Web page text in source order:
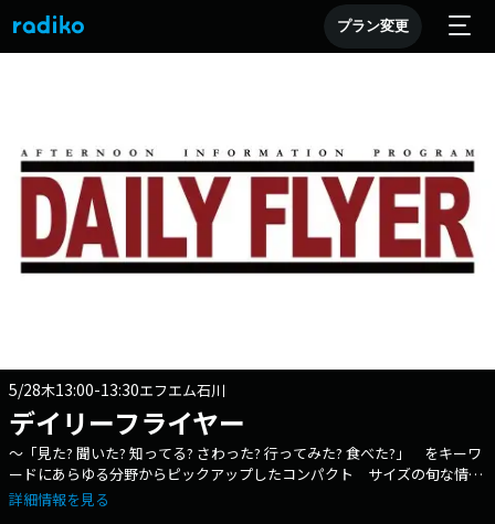
プラン変更
5/28木13:00-13:30エフエム石川
デイリーフライヤー
～「見た? 聞いた? 知ってる? さわった? 行ってみた? 食べた?」 をキーワ
ードにあらゆる分野からピックアップしたコンパクト サイズの旬な情報
満載！～ ◇特集：キツネ ◇ジャパネットたかたラジオショッピン
詳細情報を見る